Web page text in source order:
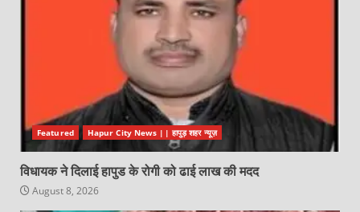
Featured Hapur City News || हापुड़ शहर न्यूज़
विधायक ने दिलाई हापुड के रोगी को ढाई लाख की मदद
August 8, 2026